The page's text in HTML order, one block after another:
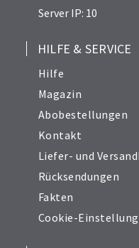
Server IP: 10
HILFE & SERVICE
Hilfe
Magazin
Abobestellungen
Kontakt
Liefer- und
Rücksendungen
Fakten
Cookie-